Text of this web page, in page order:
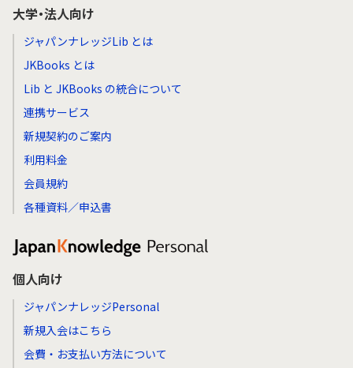
大学・法人向け
ジャパンナレッジLib とは
JKBooks とは
Lib と JKBooks の統合について
連携サービス
新規契約のご案内
利用料金
会員規約
各種資料／申込書
個人向け
ジャパンナレッジPersonal
新規入会はこちら
会費・お支払い方法について